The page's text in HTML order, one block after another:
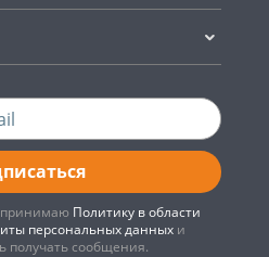
принимаю Политику в области
персональных данныхи
получать сообщения.